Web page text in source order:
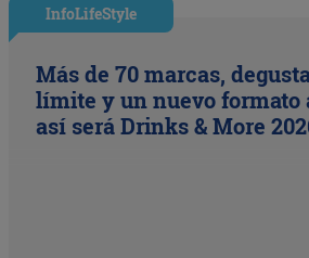
InfoLifeStyle
Más de 70 marcas,
límite y un nuevo formato
así será Drinks & More